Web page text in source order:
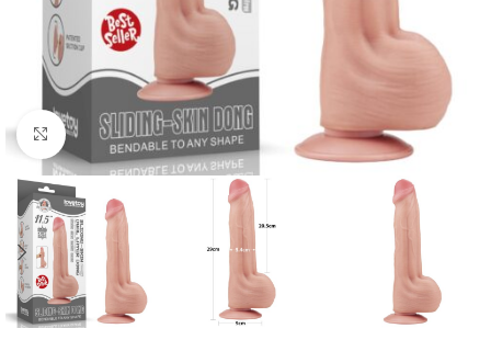
Click to enlarge